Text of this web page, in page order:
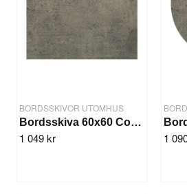
BORDSSKIVOR UTOMHUS
Bordsskiva 60x60 Concrete
1 049 kr 1
Ja, ni får publicera min fråga